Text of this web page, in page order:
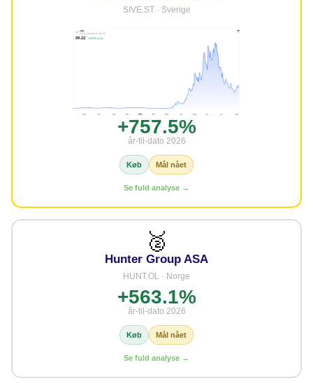
SIVE.ST · Sverige
+757.5%
år-til-dato 2026
Køb Mål nået
Se fuld analyse →
🥈
Hunter Group ASA
HUNT.OL · Norge
+563.1%
år-til-dato 2026
Køb Mål nået
Se fuld analyse →